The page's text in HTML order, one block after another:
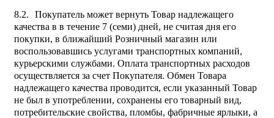
Покупатель может вернуть Товар надлежащего
качества в в течение 7 (семи) дней, не считая дня его
покупки, в ближайший Розничный магазин или
воспользовавшись услугами транспортных компаний,
курьерскими службами. Оплата транспортных расходов
осуществляется за счет Покупателя. Обмен Товара
надлежащего качества проводится, если указанный Товар
не был в употреблении, сохранены его товарный вид,
потребительские свойства, пломбы, фабричные ярлыки, а